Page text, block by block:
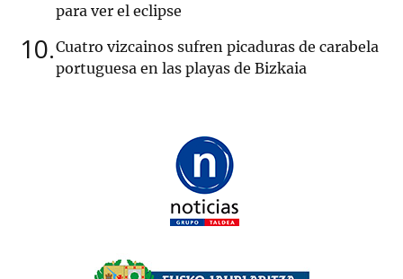
para ver el eclipse
10 Cuatro vizcainos sufren picaduras de carabela
portuguesa en las playas de Bizkaia